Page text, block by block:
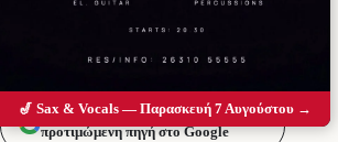
Προσθέστε το Messolonghi Voice ως
προτιμώμενη πηγή στο Google
🎷 Sax & Vocals — Παρασκευή 7 Αυγούστου →